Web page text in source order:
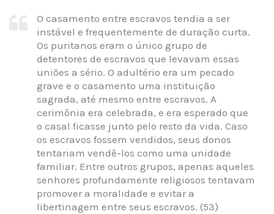
O casamento entre escravos tendia a ser
instável e frequentemente de duração curta.
Os puritanos eram o único grupo de
detentores de escravos que levavam essas
uniões a sério. O adultério era um pecado
grave e o casamento uma instituição
sagrada, até mesmo entre escravos. A
cerimônia era celebrada, e era esperado que
o casal ficasse junto pelo resto da vida. Caso
os escravos fossem vendidos, seus donos
tentariam vendê-los como uma unidade
familiar. Entre outros grupos, apenas aqueles
senhores profundamente religiosos tentavam
promover a moralidade e evitar a
libertinagem entre seus escravos. (53)